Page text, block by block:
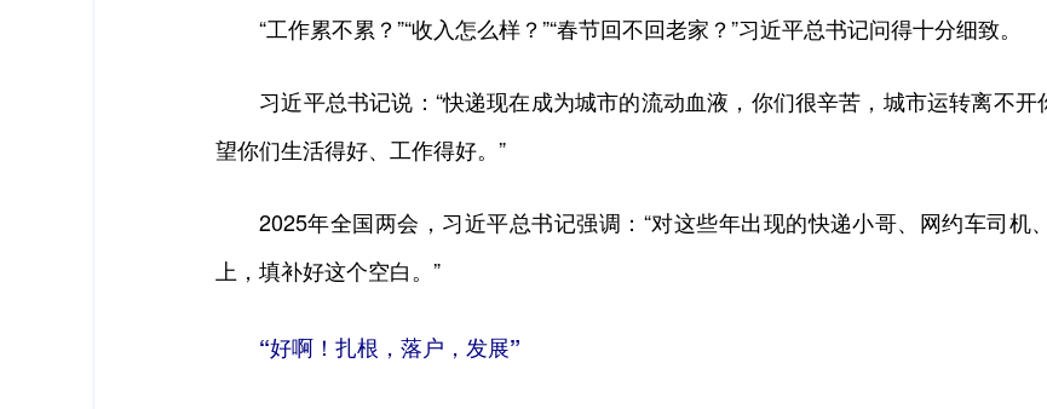
“工作累不累？”“收入怎么样？”“春节回不回老家？”习近平总书记问得十分细致。
习近平总书记说：“快递现在成为城市的流动血液，你们很辛苦，城市运转离不开
望你们生活得好、工作得好。”
2025年全国两会，习近平总书记强调：“对这些年出现的快递小哥、网约车司机
上，填补好这个空白。”
“好啊！扎根，落户，发展”